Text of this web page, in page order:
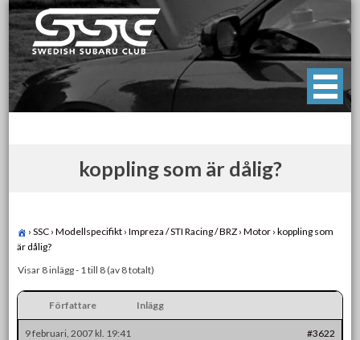
Skip
to
content
Swedish Subaru Club
För oss som älskar Subaru!
koppling som är dålig?
› SSC › Modellspecifikt › Impreza / STI Racing / BRZ › Motor › koppling som
är dålig?
Visar 8 inlägg - 1 till 8 (av 8 totalt)
Författare Inlägg
9 februari, 2007 kl. 19:41 #3622